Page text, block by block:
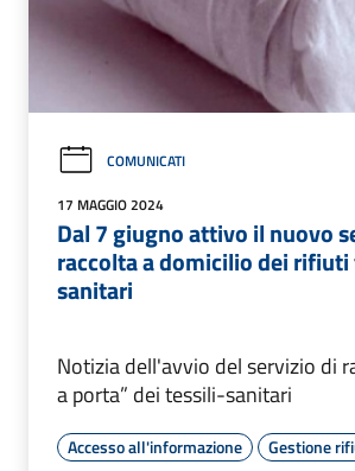
COMUNICATI
17 MAGGIO 2024
Dal 7 giugno attivo il nuovo
raccolta a domicilio dei
sanitari
Notizia dell'avvio del servizio di
a porta” dei tessili-sanitari
Accesso all'informazione
Gestione